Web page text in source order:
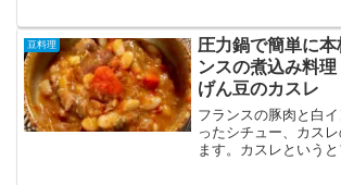
原産で、エジプトで
ら...
豆料理
圧力鍋で簡単に
ンスの煮込み料
げん豆のカスレ
フランスの豚肉と白
ったシチュー、カス
ます。カスレというと